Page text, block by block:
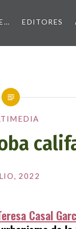
EDITORES
2022
Casal